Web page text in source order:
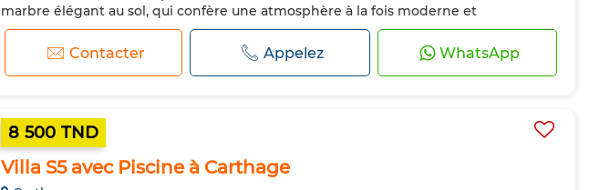
marbre élégant au sol, qui confère une atmosphère à la fois moderne et
sophistiquée. La cuisine est entièrement équipée...
Contacter Appelez WhatsApp
8 500 TND
Villa S5 avec Piscine à Carthage